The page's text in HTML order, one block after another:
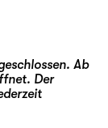
Ab
Der